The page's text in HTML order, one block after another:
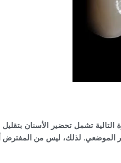
التالية تشمل تحضير الأسنان
الموضعي. لذلك، ليس من المفترض